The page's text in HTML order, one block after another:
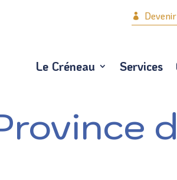
Le Créneau Services

Le Créneau Services